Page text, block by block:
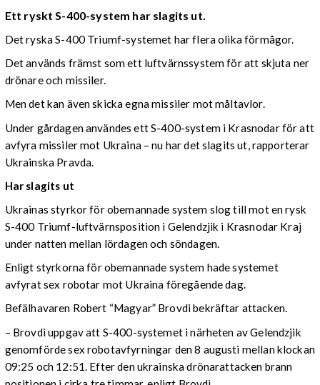
Ett ryskt S-400-system har slagits ut.
Det ryska S-400 Triumf-systemet har flera olika förmågor.
Det används främst som ett luftvärnssystem för att skjuta ner
drönare och missiler.
Men det kan även skicka egna missiler mot måltavlor.
Under gårdagen användes ett S-400-system i Krasnodar för att
avfyra missiler mot Ukraina – nu har det slagits ut, rapporterar
Ukrainska Pravda.
Har slagits ut
Ukrainas styrkor för obemannade system slog till mot en rysk
S-400 Triumf-luftvärnsposition i Gelendzjik i Krasnodar Kraj
under natten mellan lördagen och söndagen.
Enligt styrkorna för obemannade system hade systemet
avfyrat sex robotar mot Ukraina föregående dag.
Befälhavaren Robert “Magyar” Brovdi bekräftar attacken.
– Brovdi uppgav att S-400-systemet i närheten av Gelendzjik
genomförde sex robotavfyrningar den 8 augusti mellan klockan
09:25 och 12:51. Efter den ukrainska drönarattacken brann